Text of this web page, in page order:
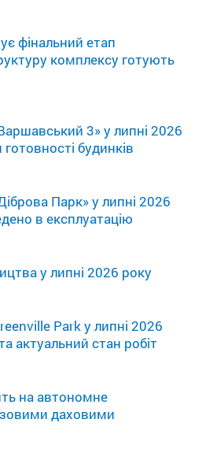
фінальний етап
комплексу готують
3» у липні 2026
будинків
Парк» у липні 2026
в експлуатацію
у липні 2026 року
Park у липні 2026
актуальний стан робіт
на автономне
даховими